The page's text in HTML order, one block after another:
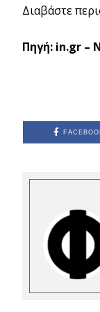
Διαβάστε
Πηγή: in.gr –